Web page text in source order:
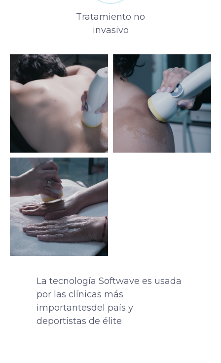
Tratamiento no
invasivo
La tecnología Softwave es usada
por las clínicas más
importantesdel país y
deportistas de élite